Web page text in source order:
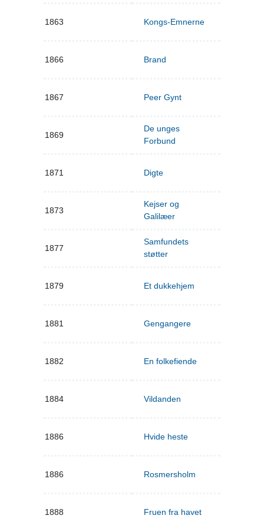
1863 Kongs-Emnerne
1866 Brand
1867 Peer Gynt
1869
De unges
Forbund
1871 Digte
1873
Kejser og
Galilæer
1877
Samfundets
støtter
1879 Et dukkehjem
1881 Gengangere
1882 En folkefiende
1884 Vildanden
1886 Hvide heste
1886 Rosmersholm
1888 Fruen fra havet